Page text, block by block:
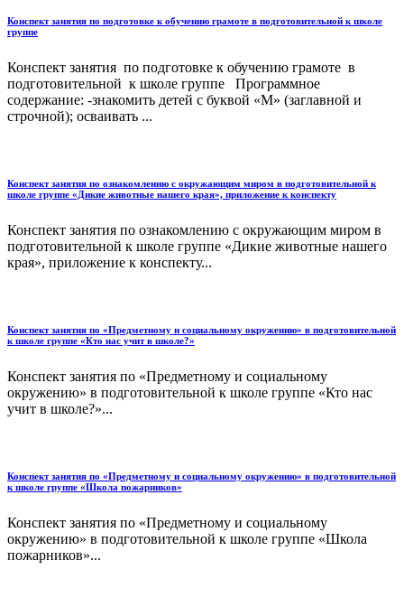
Конспект занятия по подготовке к обучению грамоте в подготовительной к школе
группе
Конспект занятия по подготовке к обучению грамоте в
подготовительной к школе группе Программное
содержание: -знакомить детей с буквой «М» (заглавной и
строчной); осваивать ...
Конспект занятия по ознакомлению с окружающим миром в подготовительной к
школе группе «Дикие животные нашего края», приложение к конспекту
Конспект занятия по ознакомлению с окружающим миром в
подготовительной к школе группе «Дикие животные нашего
края», приложение к конспекту...
Конспект занятия по «Предметному и социальному окружению» в подготовительной
к школе группе «Кто нас учит в школе?»
Конспект занятия по «Предметному и социальному
окружению» в подготовительной к школе группе «Кто нас
учит в школе?»...
Конспект занятия по «Предметному и социальному окружению» в подготовительной
к школе группе «Школа пожарников»
Конспект занятия по «Предметному и социальному
окружению» в подготовительной к школе группе «Школа
пожарников»...